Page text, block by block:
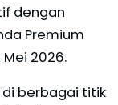
dengan
Premium
2026.
berbagai titik